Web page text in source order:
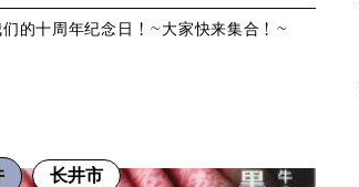
们的十周年纪念日！~大家快来集合！~
长井市